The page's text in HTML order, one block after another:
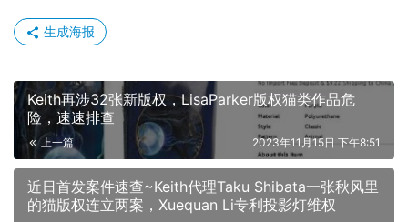
生成海报
Keith再涉32张新版权，LisaParker版权猫类作品危
险，速速排查
上一篇 2023年11月15日 下午8:51
近日首发案件速查~Keith代理Taku Shibata一张秋风里
的猫版权连立两案，Xuequan Li专利投影灯维权